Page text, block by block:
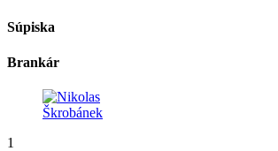
Súpiska
Brankár
1